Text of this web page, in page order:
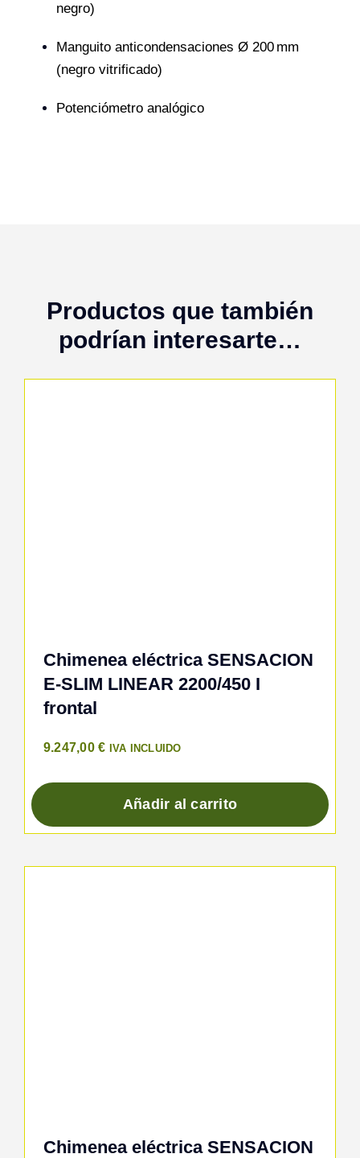
negro)
Manguito anticondensaciones Ø 200 mm
(negro vitrificado)
Potenciómetro analógico
Productos que también
podrían interesarte…
Chimenea eléctrica SENSACION
E-SLIM LINEAR 2200/450 I
frontal
9.247,00€ IVA INCLUIDO
Añadir al carrito
Chimenea eléctrica SENSACION